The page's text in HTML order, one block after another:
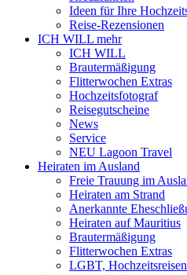
Ideen für Ihre
Reise-Rezensionen
ICH WILL mehr
ICH WILL
Brautermäßigung
Flitterwochen Extras
Hochzeitsfotograf
Reisegutscheine
News
Service
NEU Lagoon Travel
Heiraten im Ausland
Freie Trauung im
Heiraten am Strand
Anerkannte
Heiraten auf Mauritius
Brautermäßigung
Flitterwochen Extras
LGBT,